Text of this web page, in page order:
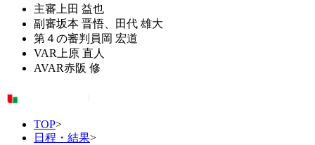
主審 上田 益也
副審坂本 晋悟、田代 雄大
第４の審判員 岡 宏道
VAR 上原 直人
AVAR赤阪 修
TOP>
日程・結果>